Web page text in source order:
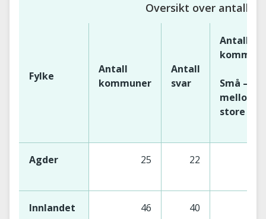
Oversikt over antall
Fylke
Antall
kommuner
Antall
svar
Antall
Små –
store
Agder 25 22
Innlandet 46 40